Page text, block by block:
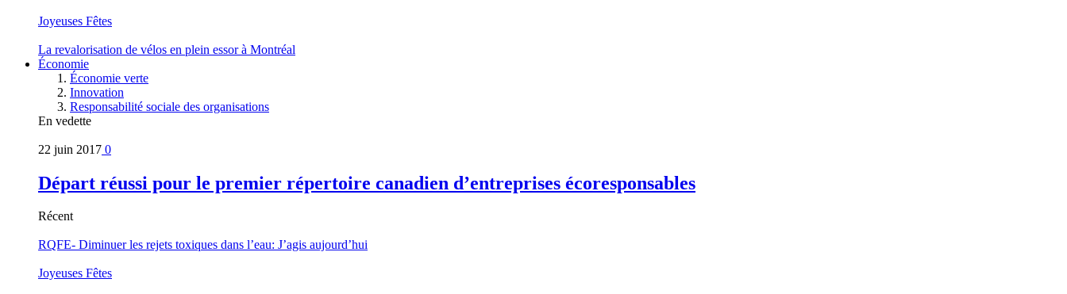
Joyeuses Fêtes
La revalorisation de vélos en plein essor à Montréal
Économie
Économie verte
Innovation
Responsabilité sociale des organisations
En vedette
22 juin 2017 0
Départ réussi pour le premier répertoire canadien d’entreprises écoresponsables
Récent
RQFE- Diminuer les rejets toxiques dans l’eau: J’agis aujourd’hui
Joyeuses Fêtes